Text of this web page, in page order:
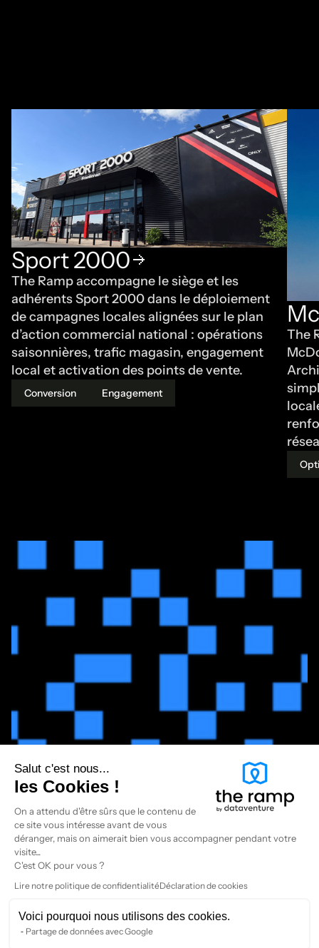
Sport 2000
The Ramp accompagne le siège et les
adhérents Sport 2000 dans le déploiement
de campagnes locales alignées sur le plan
d’action commercial national : opérations
saisonnières, trafic magasin, engagement
local et activation des points de vente.
Conversion Engagement
The
Salut c'est nous...
les Cookies !
On a attendu d'être sûrs que le contenu de
ce site vous intéresse avant de vous
déranger, mais on aimerait bien vous accompagner pendant votre
visite...
C'est OK pour vous ?
Lire notre politique de confidentialitéDéclaration de cookies
Voici pourquoi nous utilisons des cookies.
Partage de données avec Google